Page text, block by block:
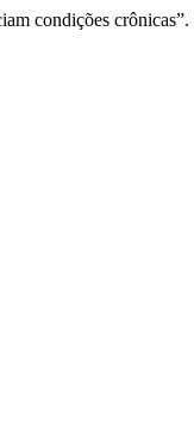
condições crônicas”.